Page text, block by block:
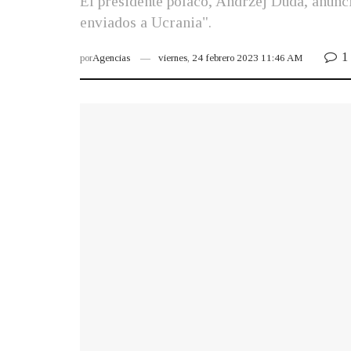
enviados a Ucrania".
porAgencias viernes, 24 febrero 2023 11:46 AM 1